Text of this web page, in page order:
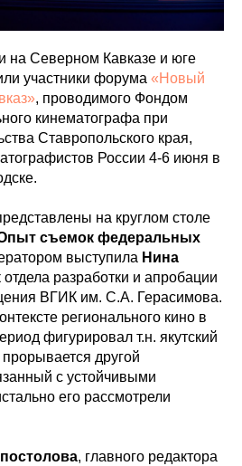
на Северном Кавказе и юге
участники форума «Новый
, проводимого Фондом
кинематографа при
Ставропольского края,
России 4-6 июня в
на круглом столе
съемок федеральных
выступила Нина
отдела разработки и апробации
ВГИК им. С.А. Герасимова.
регионального кино в
фигурировал т.н. якутский
другой
с устойчивыми
его рассмотрели
, главного редактора